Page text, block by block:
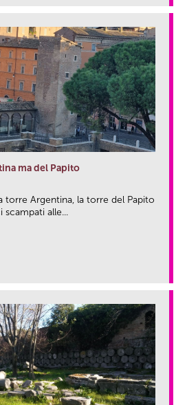
ma del Papito
torre Argentina, la torre del Papito
alle...